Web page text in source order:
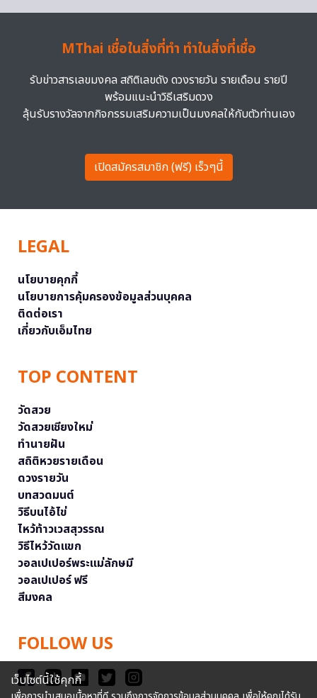
MThai เชื่อในสิ่งที่ทำ ทำในสิ่งที่เชื่อ
รับข่าวสารเลขมงคล สถิติเลขดัง ดวงรายวัน รายเดือน รายปี
พร้อมแนะนำวิธีเสริมดวง
ลุ้นรับรางวัลจากกิจกรรมเสริมความเป็นมงคลให้กับตัวท่านเอง
เปิดสมัครสมาชิก (ฟรี) เร็วๆนี้
LEGAL
นโยบายคุกกี้
นโยบายการคุ้มครองข้อมูลส่วนบุคคล
ติดต่อเรา
เกี่ยวกับเอ็มไทย
TOP CONTENT
วัดสวย
วัดสวยเชียงใหม่
ทำนายฝัน
สถิติหวยรายเดือน
ดวงรายวัน
บทสวดมนต์
วิธีบนไอ้ไข่
ไหว้ท้าวเวสสุวรรณ
วิธีไหว้วัดแขก
วอลเปเปอร์พระแม่ลักษมี
วอลเปเปอร์ ฟรี
สีมงคล
FOLLOW US
เว็บไซต์นี้ใช้คุกกี้